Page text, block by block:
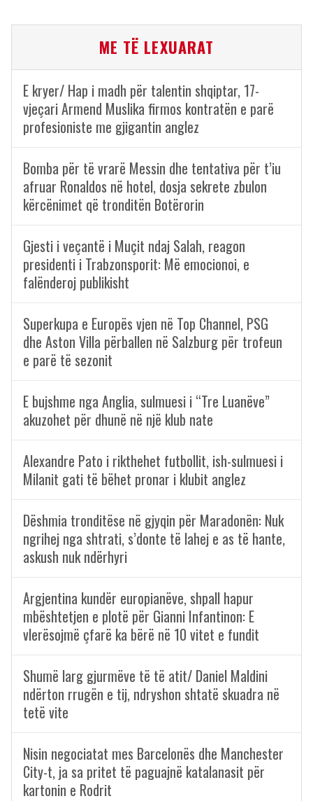
ME TË LEXUARAT
E kryer/ Hap i madh për talentin shqiptar, 17-
vjeçari Armend Muslika firmos kontratën e parë
profesioniste me gjigantin anglez
Bomba për të vrarë Messin dhe tentativa për t’iu
afruar Ronaldos në hotel, dosja sekrete zbulon
kërcënimet që tronditën Botërorin
Gjesti i veçantë i Muçit ndaj Salah, reagon
presidenti i Trabzonsporit: Më emocionoi, e
falënderoj publikisht
Superkupa e Europës vjen në Top Channel, PSG
dhe Aston Villa përballen në Salzburg për trofeun
e parë të sezonit
E bujshme nga Anglia, sulmuesi i “Tre Luanëve”
akuzohet për dhunë në një klub nate
Alexandre Pato i rikthehet futbollit, ish-sulmuesi i
Milanit gati të bëhet pronar i klubit anglez
Dëshmia tronditëse në gjyqin për Maradonën: Nuk
ngrihej nga shtrati, s’donte të lahej e as të hante,
askush nuk ndërhyri
Argjentina kundër europianëve, shpall hapur
mbështetjen e plotë për Gianni Infantinon: E
vlerësojmë çfarë ka bërë në 10 vitet e fundit
Shumë larg gjurmëve të të atit/ Daniel Maldini
ndërton rrugën e tij, ndryshon shtatë skuadra në
tetë vite
Nisin negociatat mes Barcelonës dhe Manchester
City-t, ja sa pritet të paguajnë katalanasit për
kartonin e Rodrit